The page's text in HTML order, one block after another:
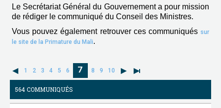
Le Secrétariat Général du Gouvernement a pour mission
de rédiger le communiqué du Conseil des Ministres.
Vous pouvez également retrouver ces communiqués sur
le site de la Primature du Mali.
1 2 3 4 5 6 7 8 9 10
564 COMMUNIQUÉS